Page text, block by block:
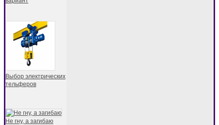
Выбор электрических
тельферов
Не гну, а загибаю